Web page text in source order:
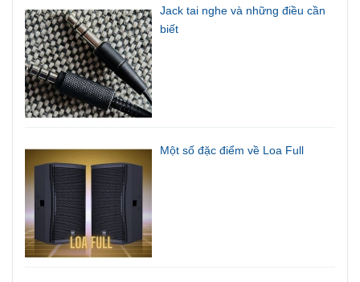
Jack tai nghe và những điều cần
biết
Một số đặc điểm về Loa Full